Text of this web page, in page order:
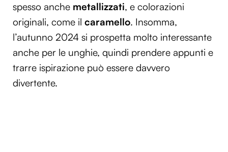
spesso anche metallizzati, e colorazioni
originali, come il caramello. Insomma,
l’autunno 2024 si prospetta molto interessante
anche per le unghie, quindi prendere appunti e
trarre ispirazione può essere davvero
divertente.